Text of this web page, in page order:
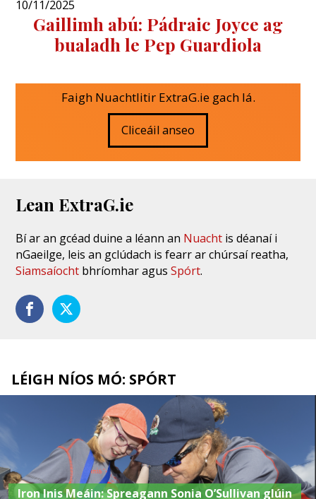
10/11/2025
Gaillimh abú: Pádraic Joyce ag
bualadh le Pep Guardiola
Faigh Nuachtlitir ExtraG.ie gach lá.
Cliceáil anseo
Lean ExtraG.ie
Bí ar an gcéad duine a léann an Nuacht is déanaí i
nGaeilge, leis an gclúdach is fearr ar chúrsaí reatha,
Siamsaíocht bhríomhar agusSpórt.
LÉIGH NÍOS MÓ: SPÓRT
Iron Inis Meáin: Spreagann Sonia O’Sullivan glúin